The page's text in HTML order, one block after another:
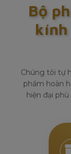
Chúng tôi tự
phẩm hoàn
hiện đại
Bộ
kính